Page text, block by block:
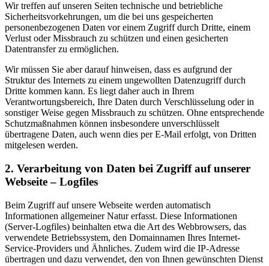
Wir treffen auf unseren Seiten technische und betriebliche
Sicherheitsvorkehrungen, um die bei uns gespeicherten
personenbezogenen Daten vor einem Zugriff durch Dritte, einem
Verlust oder Missbrauch zu schützen und einen gesicherten
Datentransfer zu ermöglichen.
Wir müssen Sie aber darauf hinweisen, dass es aufgrund der
Struktur des Internets zu einem ungewollten Datenzugriff durch
Dritte kommen kann. Es liegt daher auch in Ihrem
Verantwortungsbereich, Ihre Daten durch Verschlüsselung oder in
sonstiger Weise gegen Missbrauch zu schützen. Ohne entsprechende
Schutzmaßnahmen können insbesondere unverschlüsselt
übertragene Daten, auch wenn dies per E-Mail erfolgt, von Dritten
mitgelesen werden.
2. Verarbeitung von Daten bei Zugriff auf unserer
Webseite – Logfiles
Beim Zugriff auf unsere Webseite werden automatisch
Informationen allgemeiner Natur erfasst. Diese Informationen
(Server-Logfiles) beinhalten etwa die Art des Webbrowsers, das
verwendete Betriebssystem, den Domainnamen Ihres Internet-
Service-Providers und Ähnliches. Zudem wird die IP-Adresse
übertragen und dazu verwendet, den von Ihnen gewünschten Dienst